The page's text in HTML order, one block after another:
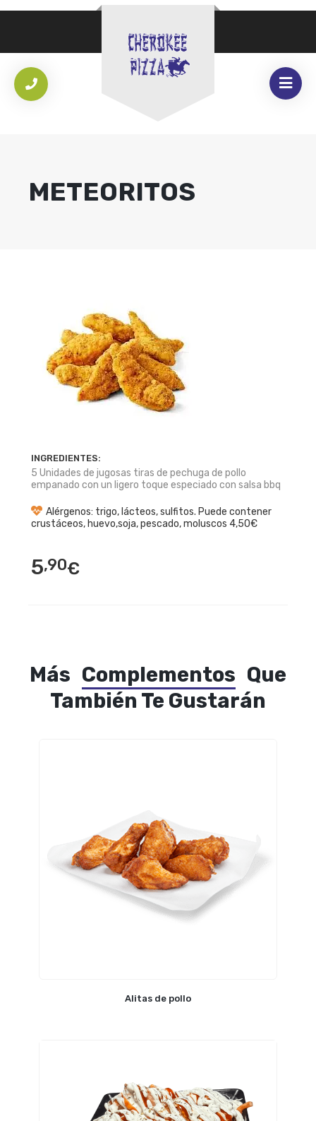
METEORITOS
INGREDIENTES:
5 Unidades de jugosas tiras de pechuga de pollo
empanado con un ligero toque especiado con salsa bbq
Alérgenos: trigo, lácteos, sulfitos. Puede contener
crustáceos, huevo,soja, pescado, moluscos 4,50€
5,90€
Más Complementos Que
También Te Gustarán
Alitas de pollo